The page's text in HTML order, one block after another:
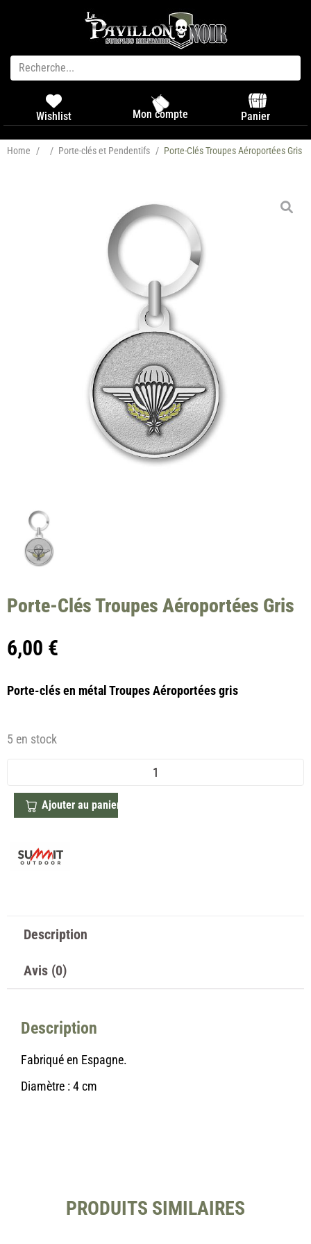
Wishlist Mon compte Panier
Home / / Porte-clés et Pendentifs / Porte-Clés Troupes Aéroportées Gris
Porte-Clés Troupes Aéroportées Gris
6,00 €
Porte-clés en métal Troupes Aéroportées gris
5 en stock
Ajouter au panier
Description
Avis (0)
Description
Fabriqué en Espagne.
Diamètre : 4 cm
PRODUITS SIMILAIRES